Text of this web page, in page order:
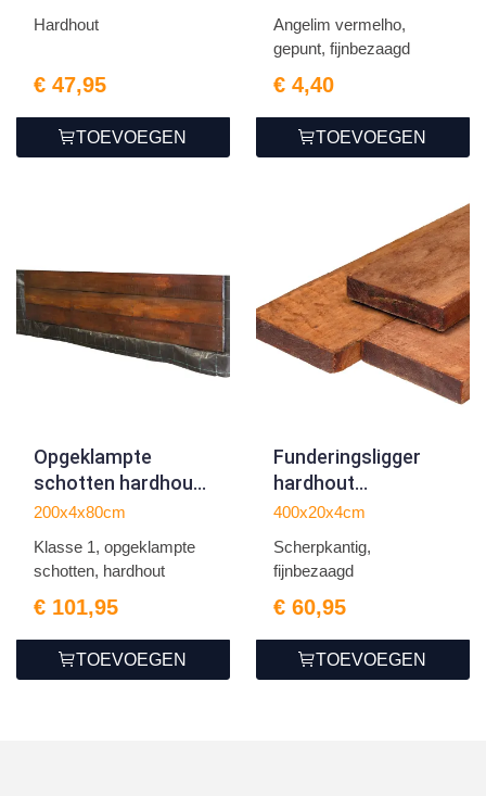
Hardhout
€ 47,95
TOEVOEGEN
Angelim vermelho,
gepunt, fijnbezaagd
€ 4,40
TOEVOEGEN
Opgeklampte
schotten hardhout
klasse 1 40mm
200x4x80cm
Klasse 1, opgeklampte
schotten, hardhout
€ 101,95
TOEVOEGEN
Funderingsligger
hardhout
4.0x20.0x400cm
400x20x4cm
Scherpkantig,
fijnbezaagd
€ 60,95
TOEVOEGEN